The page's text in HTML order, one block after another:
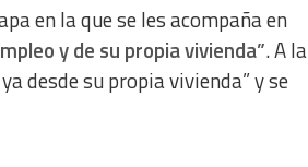
en la que se les acompaña en
y de su propia vivienda”. A la
desde su propia vivienda” y se